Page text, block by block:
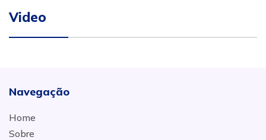
Video
Navegação
Home
Sobre